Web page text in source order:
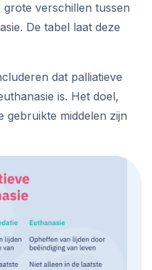
verschillen tussen
De tabel laat deze
dat palliatieve
is. Het doel,
gebruikte middelen zijn